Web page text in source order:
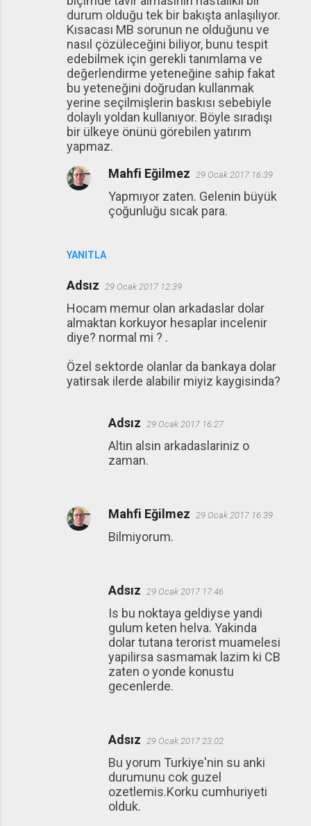
durum olduğu tek bir bakışta anlaşılıyor.
Kısacası MB sorunun ne olduğunu ve
nasıl çözüleceğini biliyor, bunu tespit
edebilmek için gerekli tanımlama ve
değerlendirme yeteneğine sahip fakat
bu yeteneğini doğrudan kullanmak
yerine seçilmişlerin baskısı sebebiyle
dolaylı yoldan kullanıyor. Böyle sıradışı
bir ülkeye önünü görebilen yatırım
yapmaz.
YANITLA
Mahfi Eğilmez 29 Ocak 2017 16:39
Yapmıyor zaten. Gelenin büyük
çoğunluğu sıcak para.
Adsız 29 Ocak 2017 12:39
Hocam memur olan arkadaslar dolar
almaktan korkuyor hesaplar incelenir
diye? normal mi ? .
Özel sektorde olanlar da bankaya dolar
yatirsak ilerde alabilir miyiz kaygisinda?
Adsız 29 Ocak 2017 16:27
Altin alsin arkadaslariniz o
zaman.
Mahfi Eğilmez 29 Ocak 2017 16:39
Bilmiyorum.
Adsız 29 Ocak 2017 17:46
Is bu noktaya geldiyse yandi
gulum keten helva. Yakinda
dolar tutana terorist muamelesi
yapilirsa sasmamak lazim ki CB
zaten o yonde konustu
gecenlerde.
Adsız 29 Ocak 2017 23:02
Bu yorum Turkiye'nin su anki
durumunu cok guzel
ozetlemis.Korku cumhuriyeti
olduk.